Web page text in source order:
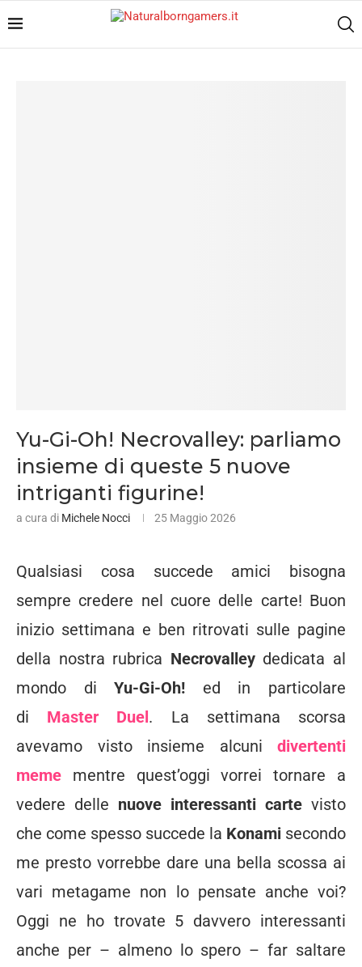
Yu-Gi-Oh! Necrovalley: parliamo
insieme di queste 5 nuove
intriganti figurine!
a cura di Michele Nocci 25 Maggio 2026
Qualsiasi cosa succede amici bisogna
sempre credere nel cuore delle carte! Buon
inizio settimana e ben ritrovati sulle pagine
della nostra rubrica Necrovalleydedicata al
mondo di Yu-Gi-Oh! ed in particolare
di Master Duel. La settimana scorsa
avevamo visto insieme alcuni divertenti
meme mentre quest’oggi vorrei tornare a
vedere delle nuove interessanti carte visto
che come spesso succede la Konami secondo
me presto vorrebbe dare una bella scossa ai
vari metagame non lo pensate anche voi?
Oggi ne ho trovate 5 davvero interessanti
anche per – almeno lo spero – far saltare